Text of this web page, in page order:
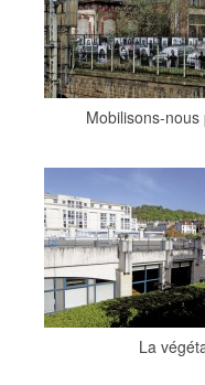
Mobilisons-
La